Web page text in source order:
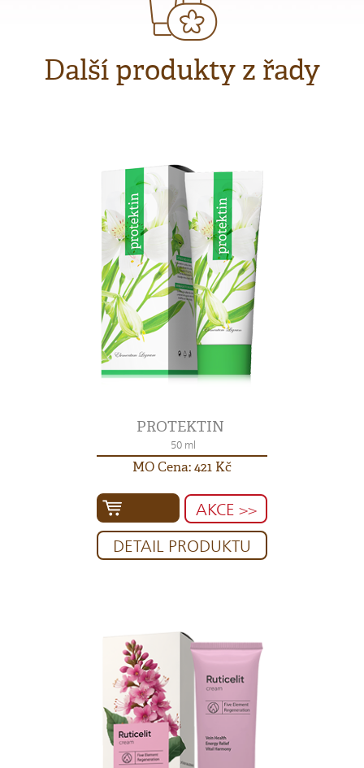
Další produkty z řady
PROTEKTIN
50 ml
MO Cena: 421 Kč
AKCE >>
DETAIL PRODUKTU